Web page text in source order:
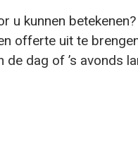
u kunnen
offerte uit te
de dag of ’s avonds